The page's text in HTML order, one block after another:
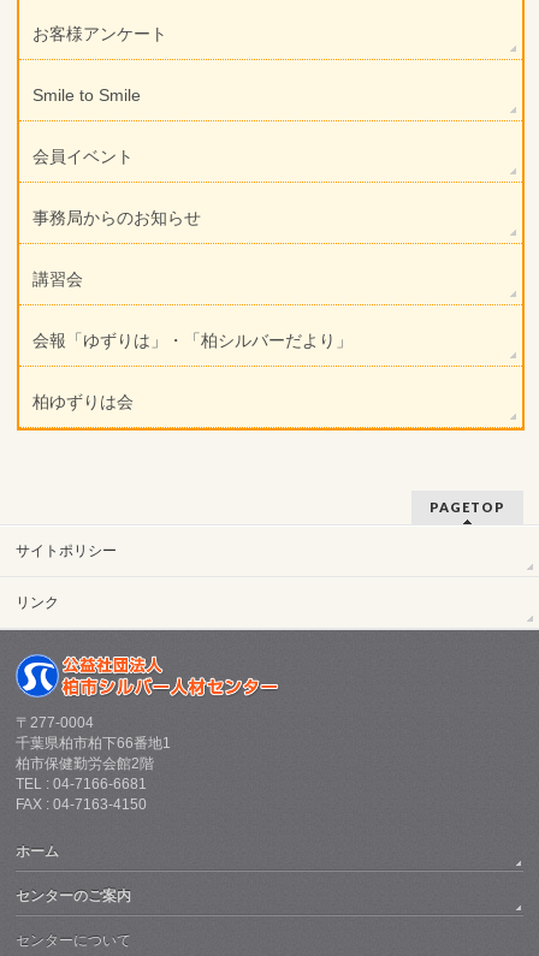
お客様アンケート
Smile to Smile
会員イベント
事務局からのお知らせ
講習会
会報「ゆずりは」・「柏シルバーだより」
柏ゆずりは会
PAGETOP
サイトポリシー
リンク
〒277-0004
千葉県柏市柏下66番地1
柏市保健勤労会館2階
TEL : 04-7166-6681
FAX : 04-7163-4150
ホーム
センターのご案内
センターについて